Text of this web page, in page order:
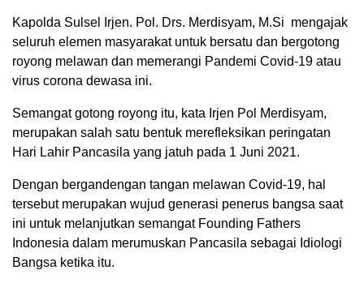
Kapolda Sulsel Irjen. Pol. Drs. Merdisyam, M.Si mengajak
seluruh elemen masyarakat untuk bersatu dan bergotong
royong melawan dan memerangi Pandemi Covid-19 atau
virus corona dewasa ini.
Semangat gotong royong itu, kata Irjen Pol Merdisyam,
merupakan salah satu bentuk merefleksikan peringatan
Hari Lahir Pancasila yang jatuh pada 1 Juni 2021.
Dengan bergandengan tangan melawan Covid-19, hal
tersebut merupakan wujud generasi penerus bangsa saat
ini untuk melanjutkan semangat Founding Fathers
Indonesia dalam merumuskan Pancasila sebagai Idiologi
Bangsa ketika itu.